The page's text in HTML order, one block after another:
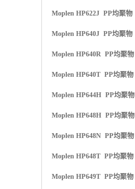
Moplen HP622J PP均聚物
Moplen HP640J PP均聚物
Moplen HP640R PP均聚物
Moplen HP640T PP均聚物
Moplen HP644H PP均聚物
Moplen HP648H PP均聚物
Moplen HP648N PP均聚物
Moplen HP648T PP均聚物
Moplen HP649T PP均聚物